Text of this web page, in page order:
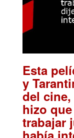
Esta
y
del
hizo
trabajar